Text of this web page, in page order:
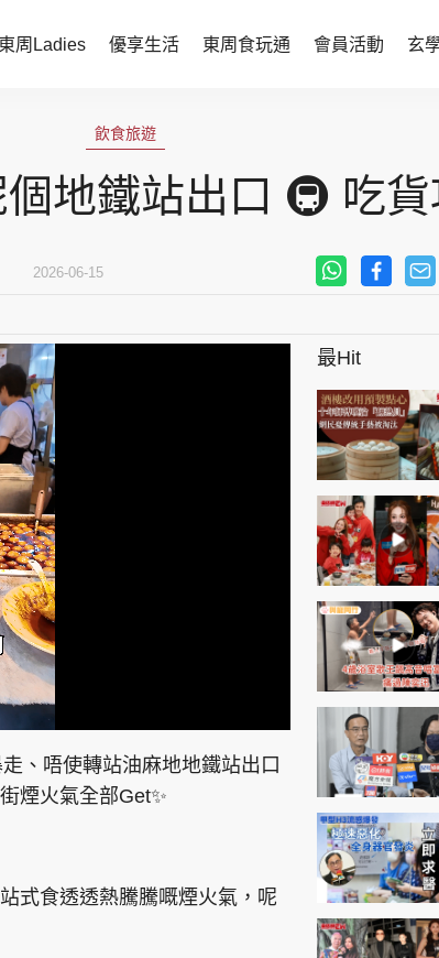
東周Ladies 優享生活 東周食玩通 會員活動 玄
東周Ladies
談情說性
時尚生活
醫療
親子
與寵
娛樂
文化
時政
健康
飲食
星島頭條 星島日報 頭條日報 星島環球
Copyright © 東周網 版權所有 . 不得轉載
飲食旅遊
地鐵站出口 🚇 吃貨
2026-06-15
、唔使轉站油麻地地鐵站出口
煙火氣全部Get✨
式食透透熱騰騰嘅煙火氣，呢
最Hit